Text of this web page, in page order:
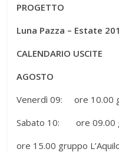
PROGETTO
Luna Pazza – Estate
CALENDARIO USCITE
AGOSTO
Venerdì 09: ore 10.00
Sabato 10: ore 09.00
ore 15.00 gruppo